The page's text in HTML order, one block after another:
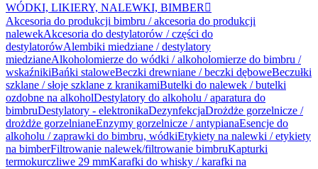
WÓDKI, LIKIERY, NALEWKI, BIMBER 
Akcesoria do produkcji bimbru / akcesoria do produkcji
nalewekAkcesoria do destylatorów / części do
destylatorówAlembiki miedziane / destylatory
miedzianeAlkoholomierze do wódki / alkoholomierze do bimbru /
wskaźnikiBańki staloweBeczki drewniane / beczki dęboweBeczułki
szklane / słoje szklane z kranikamiButelki do nalewek / butelki
ozdobne na alkoholDestylatory do alkoholu / aparatura do
bimbruDestylatory - elektronikaDezynfekcjaDrożdże gorzelnicze /
drożdże gorzelnianeEnzymy gorzelnicze / antypianaEsencje do
alkoholu / zaprawki do bimbru, wódkiEtykiety na nalewki / etykiety
na bimberFiltrowanie nalewek/filtrowanie bimbruKapturki
termokurczliwe 29 mmKarafki do whisky / karafki na